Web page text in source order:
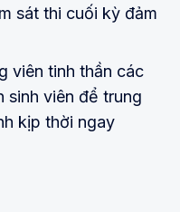
sát thi cuối kỳ đảm
viên tinh thần các
sinh viên để trung
kịp thời ngay